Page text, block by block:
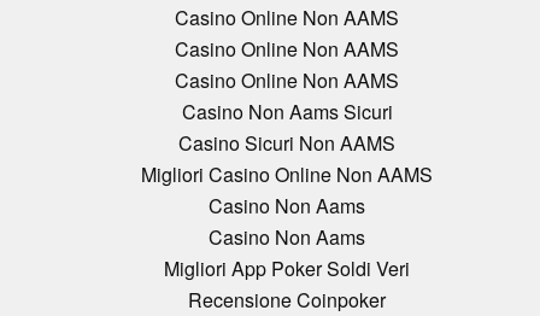
Casino Online Non AAMS
Casino Online Non AAMS
Casino Online Non AAMS
Casino Non Aams Sicuri
Casino Sicuri Non AAMS
Migliori Casino Online Non AAMS
Casino Non Aams
Casino Non Aams
Migliori App Poker Soldi Veri
Recensione Coinpoker